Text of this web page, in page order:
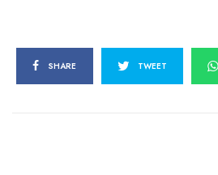
SHARE TWEET